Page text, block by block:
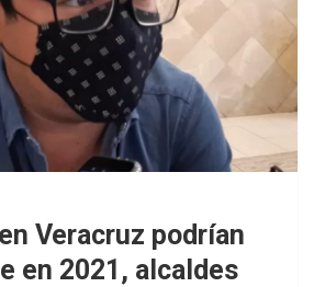
Veracruz podrían
en 2021, alcaldes